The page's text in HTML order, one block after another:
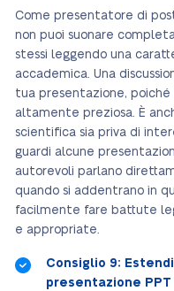
Come presentatore di
non puoi suonare
stessi leggendo una
accademica. Una
tua presentazione,
altamente preziosa. È
scientifica sia priva di
guardi alcune
autorevoli parlano
quando si addentrano in
facilmente fare battute
e appropriate.
Consiglio 9:
presentazione PPT